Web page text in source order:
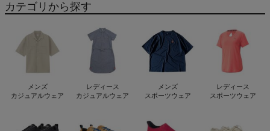
カテゴリから探す
メンズ
カジュアルウェア
レディース
カジュアルウェア
メンズ
スポーツウェア
レディース
スポーツウェア